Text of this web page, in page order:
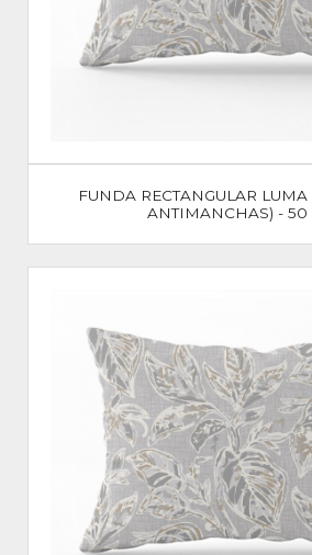
FUNDA RECTANGULAR
ANTIMANCHAS) - 50